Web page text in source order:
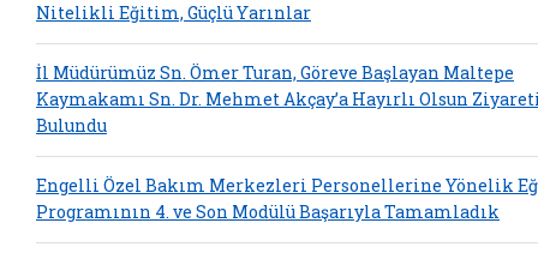
Nitelikli Eğitim, Güçlü Yarınlar
İl Müdürümüz Sn. Ömer Turan, Göreve Başlayan Maltepe
Kaymakamı Sn. Dr. Mehmet Akçay’a Hayırlı Olsun
Bulundu
Engelli Özel Bakım Merkezleri Personellerine Yönelik
Programının 4. ve Son Modülü Başarıyla Tamamladık